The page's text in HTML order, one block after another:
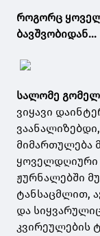
როგორც
ბავშვობიდან...
სალომე
ვიყავი
მიმართულება
ყოველდღიური
ჟურნალებში
ტანსაცმლით,
და
კვირეულების